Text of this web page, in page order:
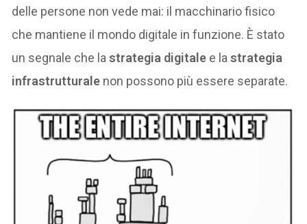
delle persone non vede mai: il macchinario fisico
che mantiene il mondo digitale in funzione. È stato
un segnale che lastrategia digitale e lastrategia
infrastrutturale non possono più essere separate.